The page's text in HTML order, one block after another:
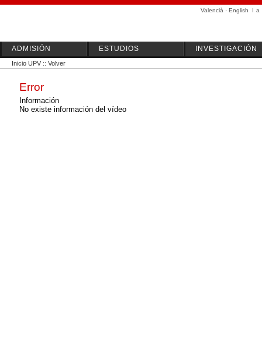
Valencià · English I a
ADMISIÓN ESTUDIOS INVESTIGACIÓN
Inicio UPV :: Volver
Error
Información
No existe información del vídeo